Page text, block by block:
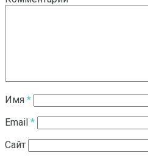
Имя *
Email *
Сайт